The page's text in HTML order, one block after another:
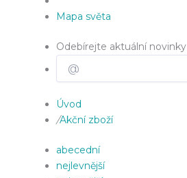
Mapa světa
Odebírejte aktuální novinky
Úvod
/Akční zboží
abecední
nejlevnější